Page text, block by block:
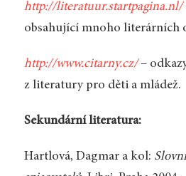
http://literatuur.startpagina.nl/
obsahující mnoho literárních
http://www.citarny.cz/–
z literatury pro děti a mládež.
Sekundární literatura:
Hartlová, Dagmar a kol: